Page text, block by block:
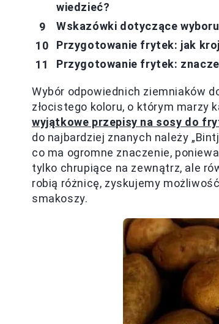
wiedzieć?
Wskazówki dotyczące
Przygotowanie frytek: jak
Przygotowanie frytek:
Wybór odpowiednich ziemniaków
złocistego koloru, o którym marzy
wyjątkowe przepisy na sosy do
do najbardziej znanych należy
co ma ogromne znaczenie,
tylko chrupiące na zewnątrz, ale
robią różnicę, zyskujemy
smakoszy.